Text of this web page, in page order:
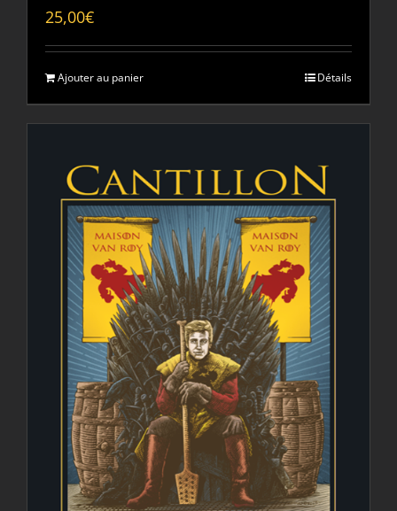
25,00€
Ajouter au panier Détails